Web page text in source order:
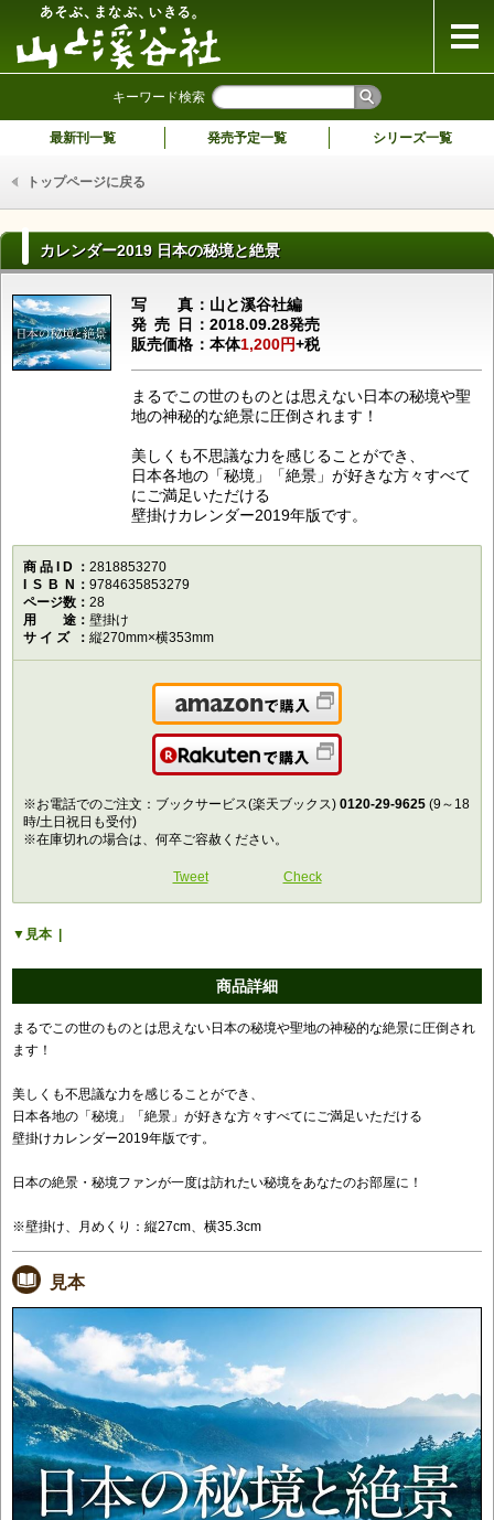
キーワード検索
最新刊一覧 発売予定一覧 シリーズ一覧
トップページに戻る
カレンダー2019 日本の秘境と絶景
写真山と溪谷社編
発売日 2018.09.28発売
販売価格
本体1,200円+税
まるでこの世のものとは思えない日本の秘境や聖
地の神秘的な絶景に圧倒されます！
美しくも不思議な力を感じることができ、
日本各地の「秘境」「絶景」が好きな方々すべて
にご満足いただける
壁掛けカレンダー2019年版です。
商品ID
2818853270
ISBN
9784635853279
ページ数
28
用途壁掛け
サイズ
縦270mm×横353mm
Amazonで購入
楽天で購入
※お電話でのご注文：ブックサービス(楽天ブックス) 0120-29-9625 (9～18
時/土日祝日も受付)
※在庫切れの場合は、何卒ご容赦ください。
Tweet Check
見本
商品詳細
まるでこの世のものとは思えない日本の秘境や聖地の神秘的な絶景に圧倒され
ます！
美しくも不思議な力を感じることができ、
日本各地の「秘境」「絶景」が好きな方々すべてにご満足いただける
壁掛けカレンダー2019年版です。
日本の絶景・秘境ファンが一度は訪れたい秘境をあなたのお部屋に！
※壁掛け、月めくり：縦27cm、横35.3cm
見本